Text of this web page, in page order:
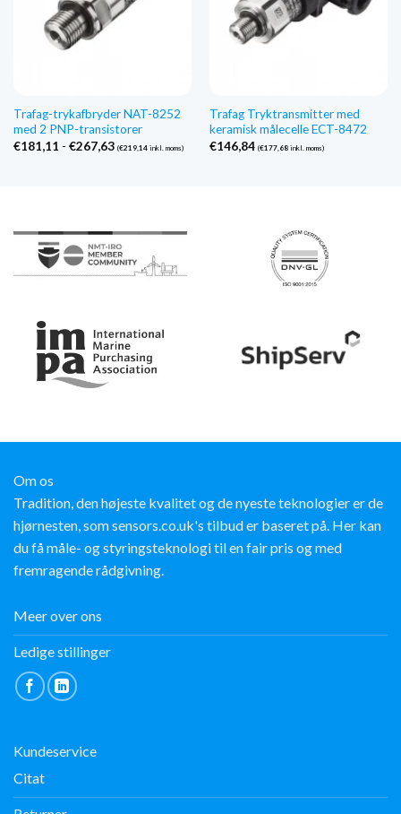
Trafag-trykafbryder NAT-8252
med 2 PNP-transistorer
€181,11 - €267,63Prisinterval:
(€219,14inkl. moms)
Trafag Tryktransmitter med
keramisk målecelle ECT-8472
€146,84 (€177,68inkl. moms)
Om os
Tradition, den højeste kvalitet og de nyeste teknologier er de
hjørnesten, som sensors.co.uk's tilbud er baseret på. Her kan
du få måle- og styringsteknologi til en fair pris og med
fremragende rådgivning.
Meer over ons
Ledige stillinger
Kundeservice
Citat